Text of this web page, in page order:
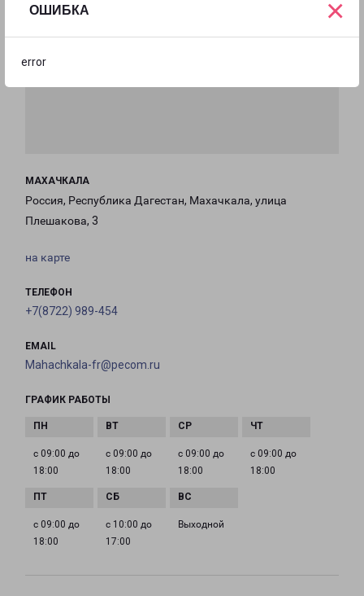
ОШИБКА
error
×
МАХАЧКАЛА
Россия, Республика Дагестан, Махачкала, улица
Плешакова, 3
на карте
ТЕЛЕФОН
+7(8722) 989-454
EMAIL
Mahachkala-fr@pecom.ru
ГРАФИК РАБОТЫ
с 09:00 до
18:00
с 09:00 до
18:00
с 09:00 до
18:00
с 09:00 до
18:00
с 09:00 до
18:00
с 10:00 до
17:00
Выходной